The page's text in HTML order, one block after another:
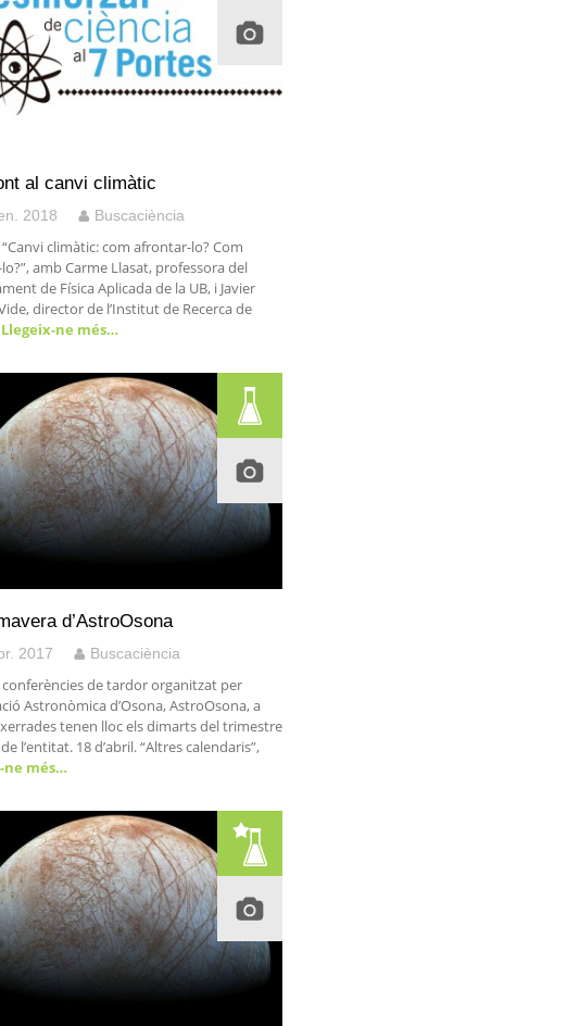
al canvi climàtic
2018 Buscaciència
climàtic: com afrontar-lo? Com
amb Carme Llasat, professora del
de Física Aplicada de la UB, i Javier
director de l’Institut de Recerca de
ne més…
d’AstroOsona
2017 Buscaciència
conferències de tardor organitzat per
Astronòmica d’Osona, AstroOsona, a
xerrades tenen lloc els dimarts del trimestre
l’entitat. 18 d’abril. “Altres calendaris”,
ne més…